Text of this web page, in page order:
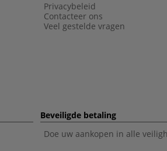
Privacybeleid
Contacteer ons
Veel gestelde vragen
Beveiligde betaling
Doe uw aankopen in alle